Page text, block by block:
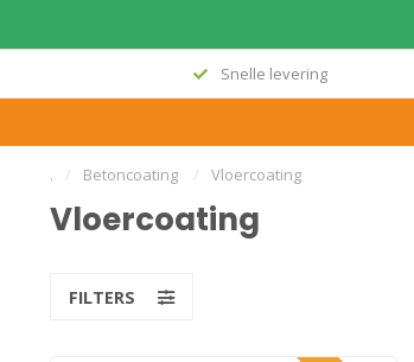
Snelle levering
. / Betoncoating / Vloercoating
Vloercoating
FILTERS